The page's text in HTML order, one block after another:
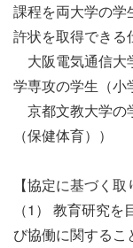
課程を両大学の学
許状を取得できる
大阪電気通信大
学専攻の学生（小
京都文教大学の
（保健体育））
【協定に基づく取
（1） 教育研究
び協働に関するこ